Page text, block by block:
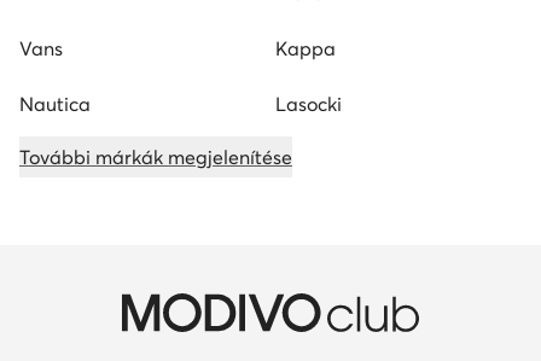
Vans Kappa
Nautica Lasocki
További márkák megjelenítése